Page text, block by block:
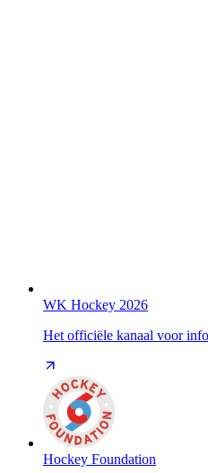
WK Hockey 2026
Het officiële kanaal voor
Hockey Foundation